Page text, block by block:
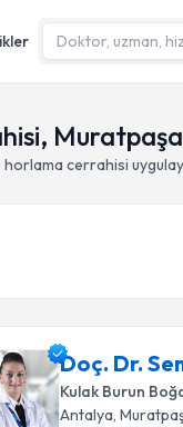
horlama cerrahisi
Doç. Dr.
Kulak Burun
Antalya,